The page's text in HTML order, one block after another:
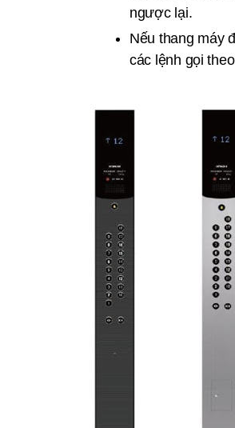
ngược lại.
Nếu thang máy
các lệnh gọi